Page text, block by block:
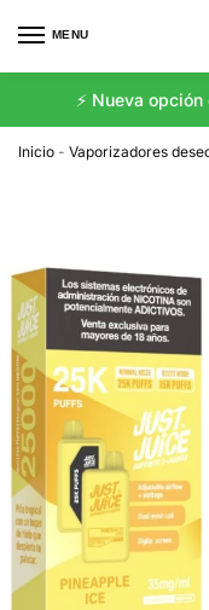
MENU
⚡️ Nueva
Inicio - Vaporizadores